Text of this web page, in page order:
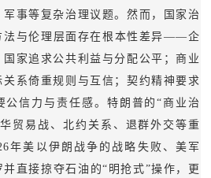
热
点
追
踪
国
防
事等复杂治理议题。然而，国家治
法与伦理层面存在根本性差异——企
家追求公共利益与分配公平；商业
系倚重规则与互信；契约精神要求
公信力与责任感。特朗普的“商业治
贸易战、北约关系、退群外交等重
年美以伊朗战争的战略失败、美军
直接掠夺石油的“明抢式”操作，更